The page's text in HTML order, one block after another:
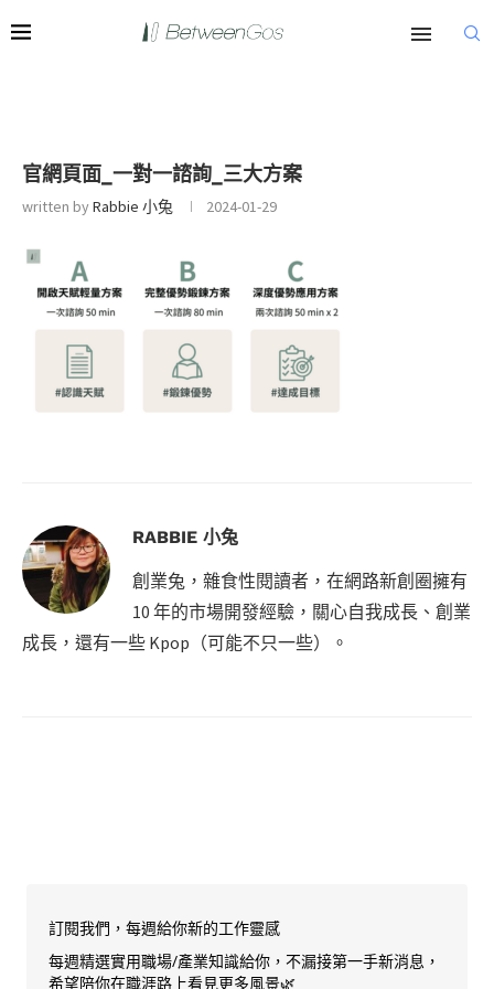
官網頁面_一對一諮詢_三大方案
written byRabbie 小兔 2024-01-29
RABBIE 小兔
創業兔，雜食性閱讀者，在網路新創圈擁有
10 年的市場開發經驗，關心自我成長、創業
成長，還有一些 Kpop（可能不只一些）。
訂閱我們，每週給你新的工作靈感
每週精選實用職場/產業知識給你，不漏接第一手新消息，
希望陪你在職涯路上看見更多風景🌿